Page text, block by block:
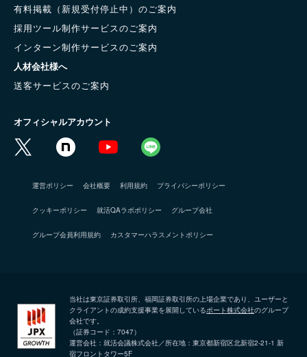
有料掲載（新規受付停止中）のご案内
採用ツール制作サービスのご案内
インターン制作サービスのご案内
人材会社様へ
送客サービスのご案内
オフィシャルアカウント
運営ポリシー 会社概要 利用規約 プライバシーポリシー
クッキーポリシー 就活QAラボポリシー グループ会社
グループ会員利用規約 カスタマーハラスメントポリシー
当社は東京証券取引所、福岡証券取引所の上場企業であり、ユーザーと
クライアントの成約支援事業を展開しているポート株式会社のグループ
会社です。
（証券コード：7047）
運営会社：就活会議株式会社／所在地：東京都新宿区北新宿2-21-1 新
宿フロントタワー5F